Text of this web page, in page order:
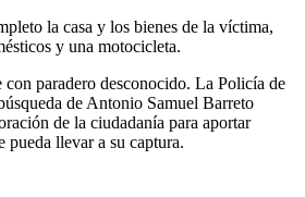
la casa y los bienes de la víctima,
y una motocicleta.
con paradero desconocido. La Policía de
de Antonio Samuel Barreto
de la ciudadanía para aportar
llevar a su captura.